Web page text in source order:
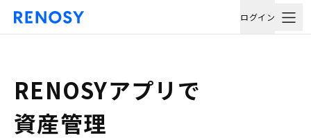
ログイン
RENOSYアプリで
資産管理